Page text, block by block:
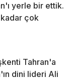
yerle bir ettik.
kadar çok
Tahran'a
dini lideri Ali